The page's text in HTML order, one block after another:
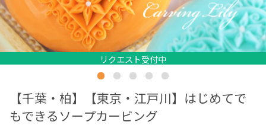
リクエスト受付中
リクエスト受付中
リクエスト受付中
リクエスト受付中
リクエスト受付中
リクエスト受付中
【千葉・柏】【東京・江戸川】はじめてで
もできるソープカービング